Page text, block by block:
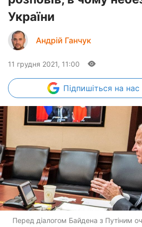
України
Андрій Ганчук
11 грудня 2021, 11:00
Підпишіться на
Перед діалогом Байдена з Путіним